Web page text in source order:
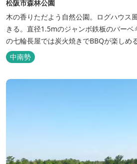
松阪市森林公園
木の香りただよう自然公園。ログハウス
きる。直径1.5mのジャンボ鉄板のバーベ
の七輪長屋では炭火焼きでBBQが楽しめ
気で、週末は多くのキャンパーでにぎわ
タイプのテントサイトがある。展望台か
た桜の時期は、多くの人々でにぎわう。 バーベキューの食材は持ち
中南勢